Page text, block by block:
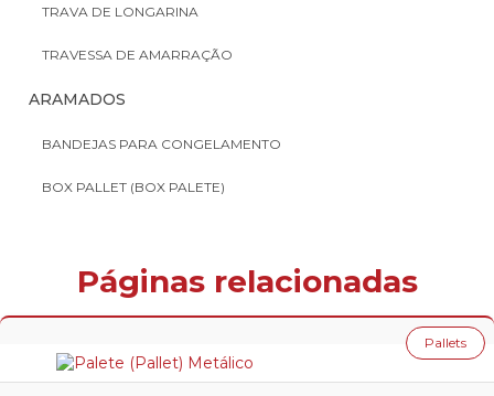
TRAVA DE LONGARINA
TRAVESSA DE AMARRAÇÃO
ARAMADOS
BANDEJAS PARA CONGELAMENTO
BOX PALLET (BOX PALETE)
LIXEIRA BASCULANTE
ROLTAINER
SEPARADORES PARA CONGELAMENTO (BANDEJAS)
Páginas relacionadas
Pallets